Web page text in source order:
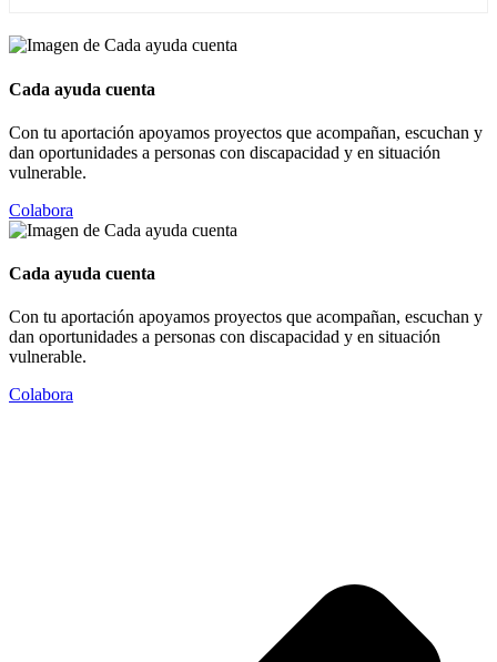
Cada ayuda cuenta
Con tu aportación apoyamos proyectos que acompañan, escuchan y
dan oportunidades a personas con discapacidad y en situación
vulnerable.
Colabora
Cada ayuda cuenta
Con tu aportación apoyamos proyectos que acompañan, escuchan y
dan oportunidades a personas con discapacidad y en situación
vulnerable.
Colabora